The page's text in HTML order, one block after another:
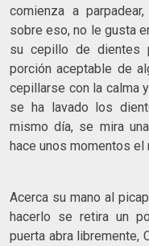
comienza a
sobre eso, no le gusta
su cepillo de dientes
porción aceptable de
cepillarse con la calma
se ha lavado los
mismo día, se mira
hace unos momentos el
Acerca su mano al
hacerlo se retira un
puerta abra libremente,